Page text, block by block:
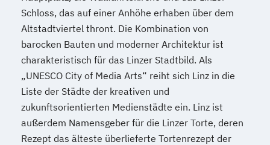
Schloss, das auf einer Anhöhe erhaben über dem
Altstadtviertel thront. Die Kombination von
barocken Bauten und moderner Architektur ist
charakteristisch für das Linzer Stadtbild. Als
„UNESCO City of Media Arts“ reiht sich Linz in die
Liste der Städte der kreativen und
zukunftsorientierten Medienstädte ein. Linz ist
außerdem Namensgeber für die Linzer Torte, deren
Rezept das älteste überlieferte Tortenrezept der